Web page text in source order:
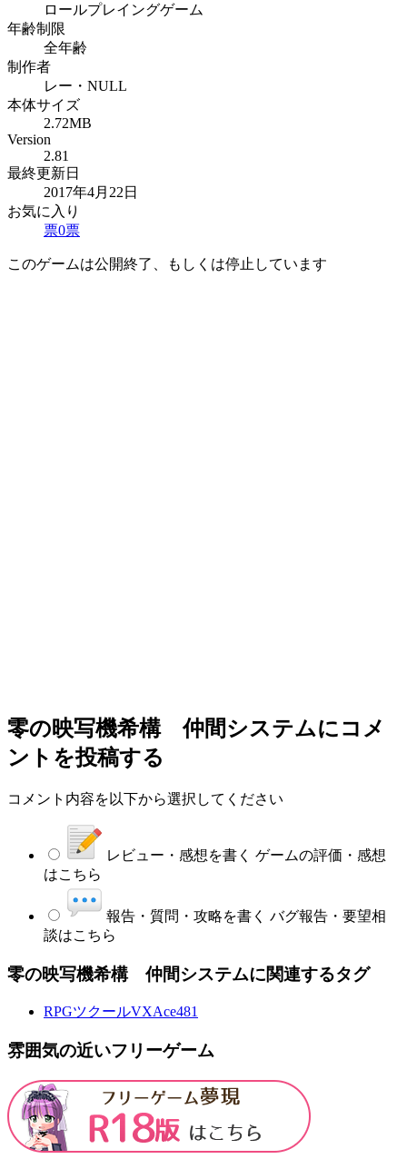
ロールプレイングゲーム
年齢制限
全年齢
制作者
レー・NULL
本体サイズ
2.72MB
Version
2.81
最終更新日
2017年4月22日
お気に入り
票0票
このゲームは公開終了、もしくは停止しています
零の映写機希構 仲間システムにコメ
ントを投稿する
コメント内容を以下から選択してください
レビュー・感想を書く ゲームの評価・感想
はこちら
報告・質問・攻略を書く バグ報告・要望相
談はこちら
零の映写機希構 仲間システムに関連するタグ
RPGツクールVXAce481
雰囲気の近いフリーゲーム